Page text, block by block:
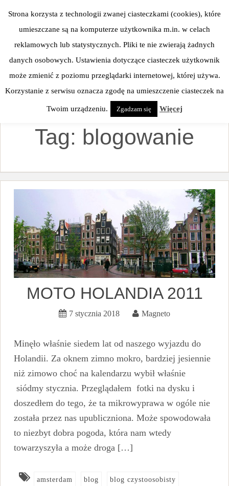
content
Tag: blogowanie
MOTO HOLANDIA 2011
7 stycznia 2018 Magneto
Minęło właśnie siedem lat od naszego wyjazdu do
Holandii. Za oknem zimno mokro, bardziej jesiennie
niż zimowo choć na kalendarzu wybił właśnie
siódmy stycznia. Przeglądałem fotki na dysku i
doszedłem do tego, że ta mikrowyprawa w ogóle nie
została przez nas upubliczniona. Może spowodowała
to niezbyt dobra pogoda, która nam wtedy
towarzyszyła a może droga […]
amsterdam blog blog czystoosobisty
Strona korzysta z technologii zwanej ciasteczkami (cookies), które
umieszczane są na komputerze użytkownika m.in. w celach
reklamowych lub statystycznych. Pliki te nie zwierają żadnych
danych osobowych. Ustawienia dotyczące ciasteczek użytkownik
może zmienić z poziomu przeglądarki internetowej, której używa.
Korzystanie z serwisu oznacza zgodę na umieszczenie ciasteczek na
Twoim urządzeniu. Zgadzam się Więcej